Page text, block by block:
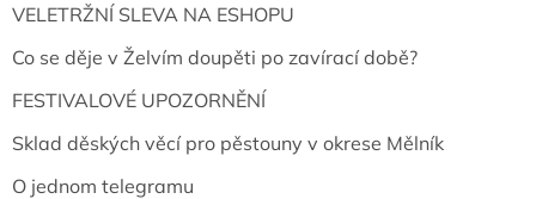
VELETRŽNÍ SLEVA NA ESHOPU
Co se děje v Želvím doupěti po zavírací době?
FESTIVALOVÉ UPOZORNĚNÍ
Sklad děských věcí pro pěstouny v okrese Mělník
O jednom telegramu